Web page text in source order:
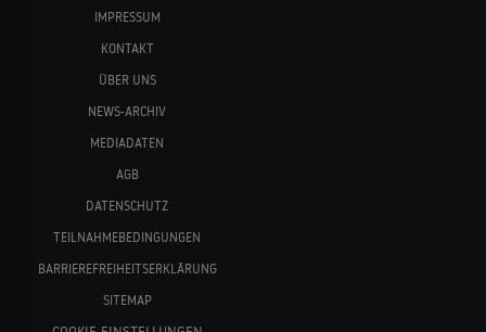
IMPRESSUM
KONTAKT
ÜBER UNS
NEWS-ARCHIV
MEDIADATEN
AGB
DATENSCHUTZ
TEILNAHMEBEDINGUNGEN
BARRIEREFREIHEITSERKLÄRUNG
SITEMAP